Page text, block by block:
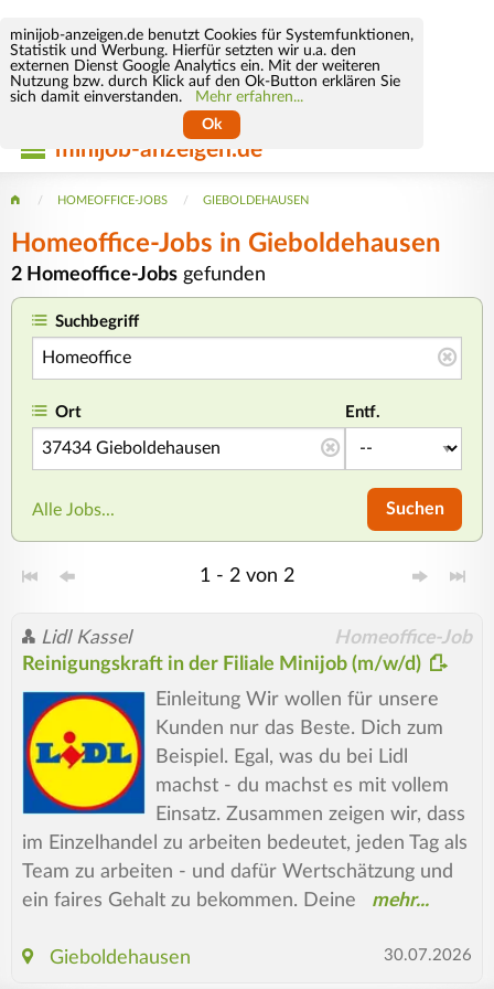
minijob-anzeigen.de benutzt Cookies für Systemfunktionen,
Statistik und Werbung. Hierfür setzten wir u.a. den
externen Dienst Google Analytics ein. Mit der weiteren
Nutzung bzw. durch Klick auf den Ok-Button erklären Sie
sich damit einverstanden.
Mehr erfahren...
Ok
minijob-anzeigen.de
HOMEOFFICE-JOBS GIEBOLDEHAUSEN
Homeoffice-Jobs in Gieboldehausen
2 Homeoffice-Jobs gefunden
Suchbegriff
Ort Entf.
Alle Jobs... Suchen
1 - 2 von 2
Lidl Kassel Homeoffice-Job
Reinigungskraft in der Filiale Minijob (m/w/d)
Einleitung Wir wollen für unsere
Kunden nur das Beste. Dich zum
Beispiel. Egal, was du bei Lidl
machst - du machst es mit vollem
Einsatz. Zusammen zeigen wir, dass
im Einzelhandel zu arbeiten bedeutet, jeden Tag als
Team zu arbeiten - und dafür Wertschätzung und
ein faires Gehalt zu bekommen. Deine
Gieboldehausen 30.07.2026